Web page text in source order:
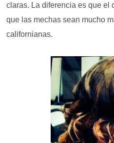
claras. La diferencia es que el
que las mechas sean mucho
californianas.